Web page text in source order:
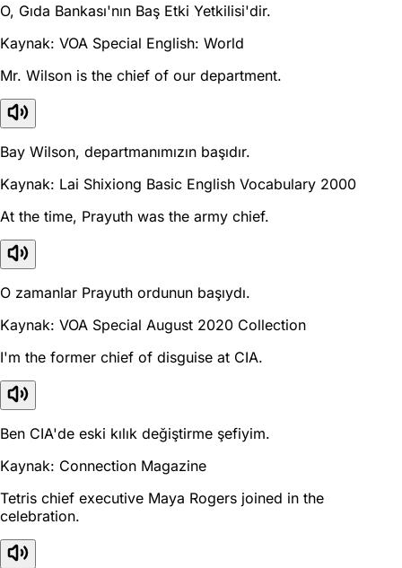
O, Gıda Bankası'nın Baş Etki Yetkilisi'dir.
Kaynak: VOA Special English: World
Mr. Wilson is the chief of our department.
Bay Wilson, departmanımızın başıdır.
Kaynak: Lai Shixiong Basic English Vocabulary 2000
At the time, Prayuth was the army chief.
O zamanlar Prayuth ordunun başıydı.
Kaynak: VOA Special August 2020 Collection
I'm the former chief of disguise at CIA.
Ben CIA'de eski kılık değiştirme şefiyim.
Kaynak: Connection Magazine
Tetris chief executive Maya Rogers joined in the
celebration.